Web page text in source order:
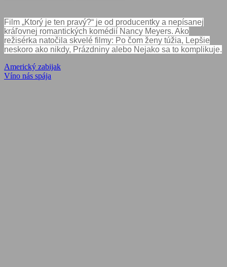
Film „Ktorý je ten pravý?“ je od producentky a nepísanej
kráľovnej romantických komédií Nancy Meyers. Ako
režisérka natočila skvelé filmy: Po čom ženy túžia, Lepšie
neskoro ako nikdy, Prázdniny alebo Nejako sa to komplikuje.
Navigácia
v
Previous
Post:
Americký zabijak
Next
Víno nás spája